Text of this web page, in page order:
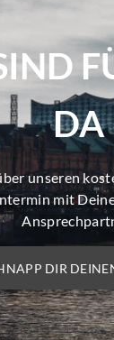
DA
unseren
mit
DIR